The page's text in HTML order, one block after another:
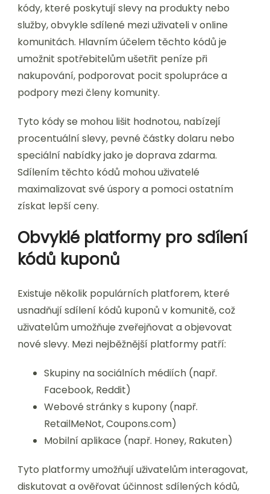
kódy, které poskytují slevy na produkty nebo
služby, obvykle sdílené mezi uživateli v online
komunitách. Hlavním účelem těchto kódů je
umožnit spotřebitelům ušetřit peníze při
nakupování, podporovat pocit spolupráce a
podpory mezi členy komunity.
Tyto kódy se mohou lišit hodnotou, nabízejí
procentuální slevy, pevné částky dolaru nebo
speciální nabídky jako je doprava zdarma.
Sdílením těchto kódů mohou uživatelé
maximalizovat své úspory a pomoci ostatním
získat lepší ceny.
Obvyklé platformy pro sdílení
kódů kuponů
Existuje několik populárních platforem, které
usnadňují sdílení kódů kuponů v komunitě, což
uživatelům umožňuje zveřejňovat a objevovat
nové slevy. Mezi nejběžnější platformy patří:
Skupiny na sociálních médiích (např.
Facebook, Reddit)
Webové stránky s kupony (např.
RetailMeNot, Coupons.com)
Mobilní aplikace (např. Honey, Rakuten)
Tyto platformy umožňují uživatelům interagovat,
diskutovat a ověřovat účinnost sdílených kódů,